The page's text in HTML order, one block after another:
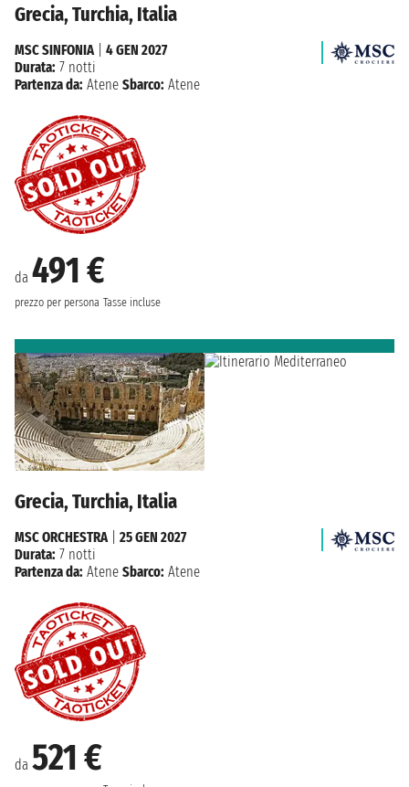
Grecia, Turchia, Italia
da 491 €
prezzo per persona Tasse incluse
MSC SINFONIA| 4 GEN 2027
Durata: 7 notti
Partenza da: Atene Sbarco: Atene
Grecia, Turchia, Italia
da 521 €
MSC ORCHESTRA| 25 GEN 2027
Durata: 7 notti
Partenza da: Atene Sbarco: Atene